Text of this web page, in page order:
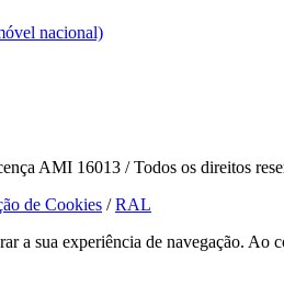
nacional)
AMI 16013 / Todos os direitos
de Cookies /RAL
a sua experiência de navegação. Ao